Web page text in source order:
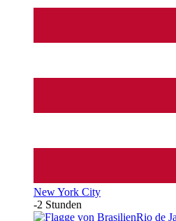
New York City
-2 Stunden
Rio de